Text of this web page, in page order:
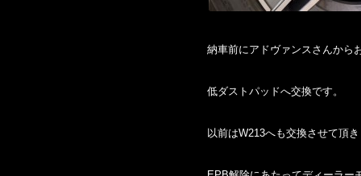
納車前にアドヴァンスさんから
低ダストパッドへ交換です。
以前はW213へも交換させて頂